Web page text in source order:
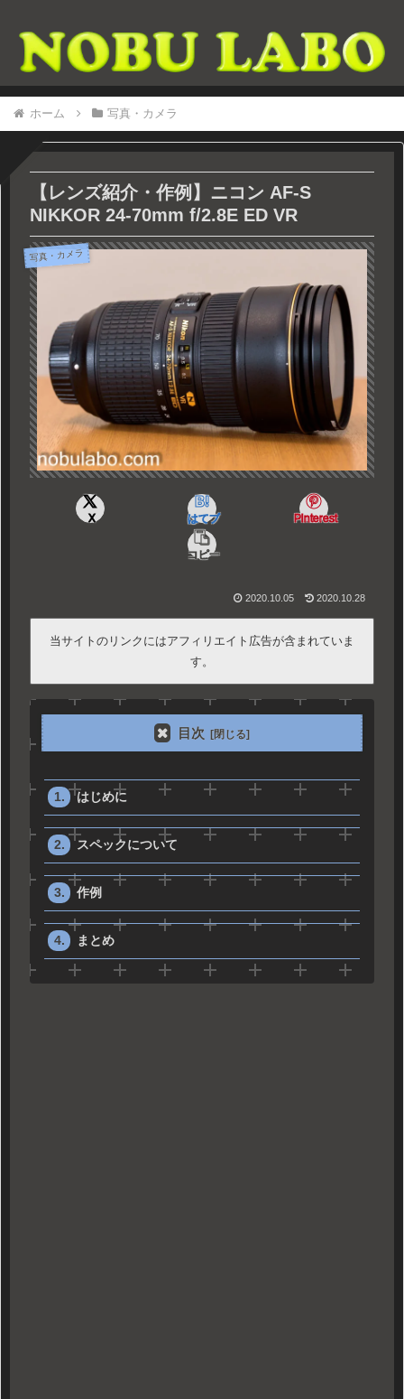
ホーム 写真・カメラ
【レンズ紹介・作例】ニコン AF-S
NIKKOR 24-70mm f/2.8E ED VR
写真・カメラ
X はてブ Pinterest
コピー
2020.10.05 2020.10.28
当サイトのリンクにはアフィリエイト広告が含まれていま
す。
目次
はじめに
スペックについて
作例
まとめ